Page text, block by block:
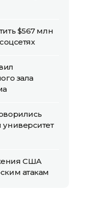
$567 млн
зала
США
атакам